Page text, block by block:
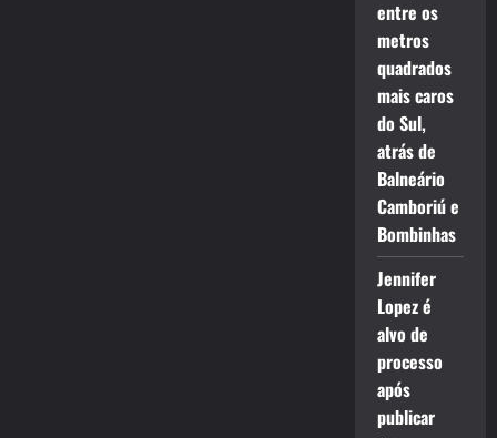
entre os
metros
quadrados
mais caros
do Sul,
atrás de
Balneário
Camboriú e
Bombinhas
Jennifer
Lopez é
alvo de
processo
após
publicar